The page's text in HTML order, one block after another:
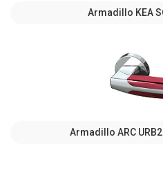
Armadillo KEA
Armadillo ARC